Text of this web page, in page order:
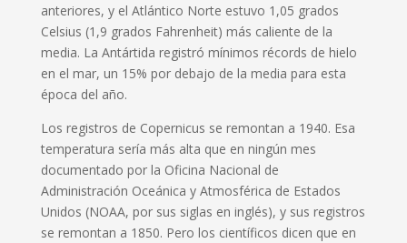
anteriores, y el Atlántico Norte estuvo 1,05 grados
Celsius (1,9 grados Fahrenheit) más caliente de la
media. La Antártida registró mínimos récords de hielo
en el mar, un 15% por debajo de la media para esta
época del año.
Los registros de Copernicus se remontan a 1940. Esa
temperatura sería más alta que en ningún mes
documentado por la Oficina Nacional de
Administración Oceánica y Atmosférica de Estados
Unidos (NOAA, por sus siglas en inglés), y sus registros
se remontan a 1850. Pero los científicos dicen que en